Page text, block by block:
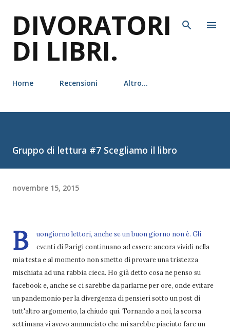
DIVORATORI
DI LIBRI.
Home Recensioni Altro…
Gruppo di lettura #7 Scegliamo il libro
novembre 15, 2015
B
uongiorno lettori, anche se un buon giorno non è. Gli
eventi di Parigi continuano ad essere ancora vividi nella
mia testa e al momento non smetto di provare una tristezza
mischiata ad una rabbia cieca. Ho già detto cosa ne penso su
facebook e, anche se ci sarebbe da parlarne per ore, onde evitare
un pandemonio per la divergenza di pensieri sotto un post di
tutt'altro argomento, la chiudo qui. Tornando a noi, la scorsa
settimana vi avevo annunciato che mi sarebbe piaciuto fare un